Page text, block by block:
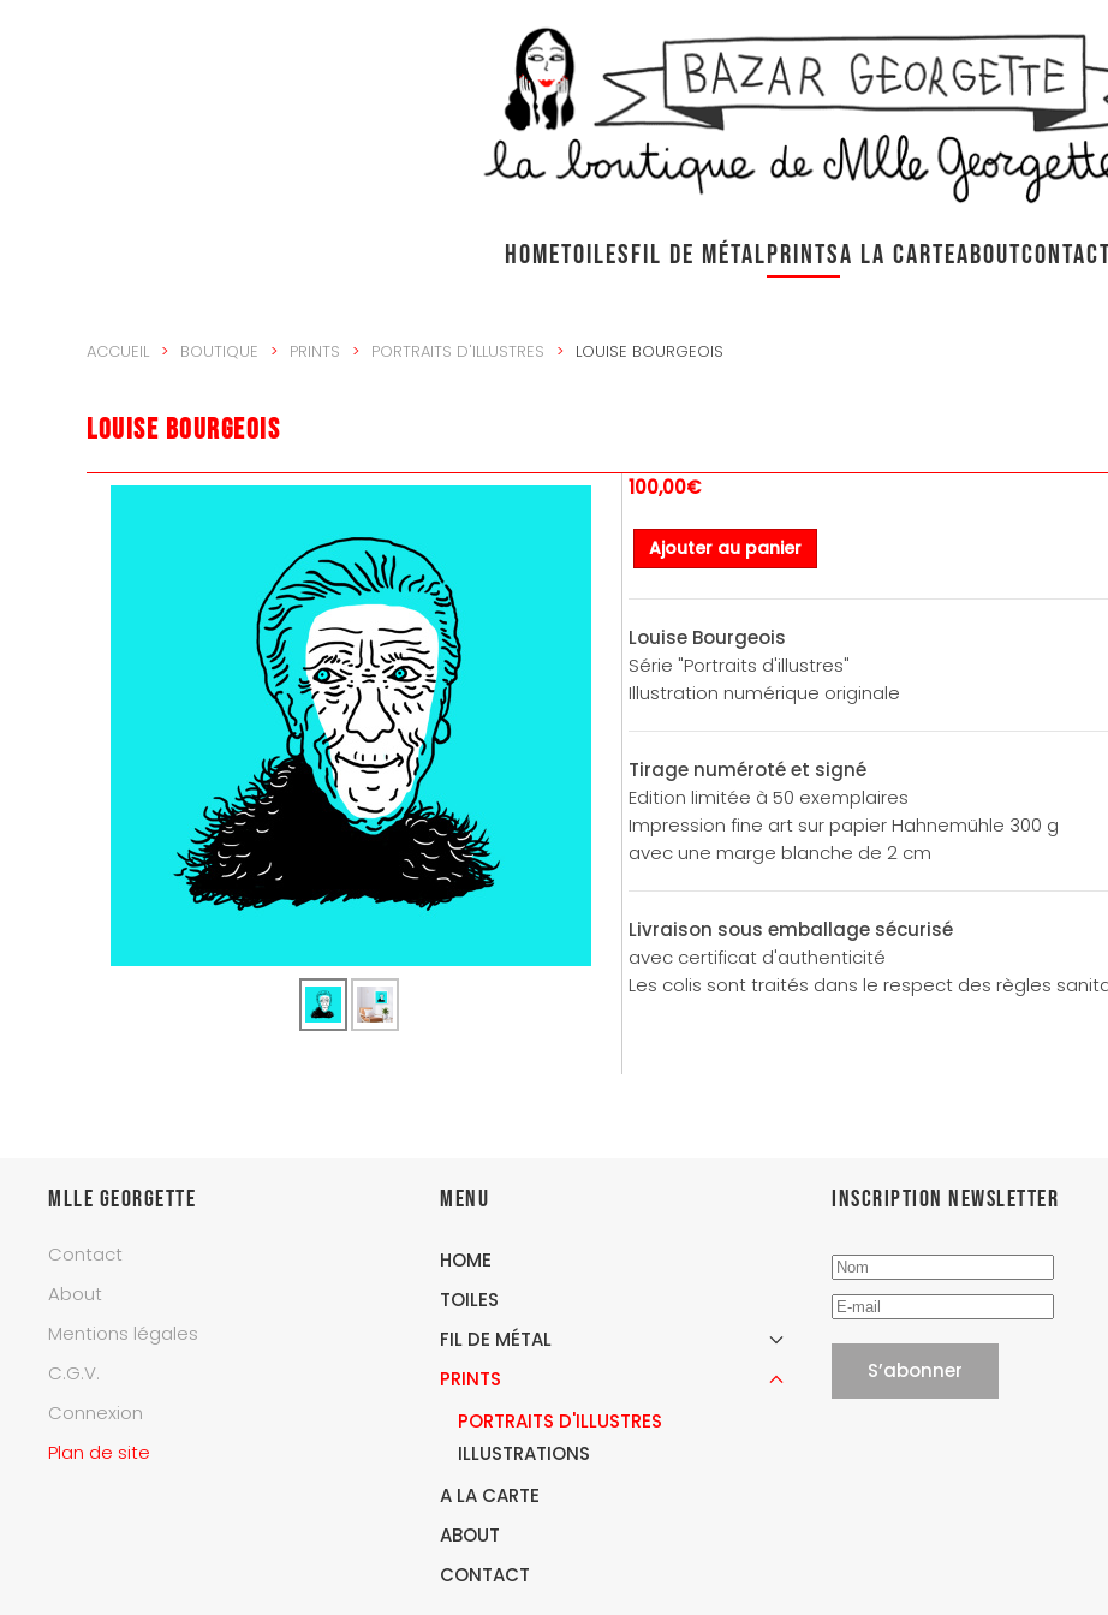
HOMETOILESFIL DE MÉTALPRINTSA LA CARTEABOUTCONTACT
ACCUEIL BOUTIQUE PRINTS PORTRAITS D'ILLUSTRES LOUISE BOURGEOIS
Louise Bourgeois
100,00€
Ajouter au panier
Louise Bourgeois
Série "Portraits d'illustres"
Illustration numérique originale
Tirage numéroté et signé
Edition limitée à 50 exemplaires
Impression fine art sur papier Hahnemühle 300 g
avec une marge blanche de 2 cm
Livraison sous emballage sécurisé
avec certificat d'authenticité
Les colis sont traités dans le respect des règles
Mlle Georgette
Contact
About
Mentions légales
C.G.V.
Connexion
Plan de site
Menu
HOME
TOILES
FIL DE MÉTAL
PRINTS
PORTRAITS D'ILLUSTRES
ILLUSTRATIONS
A LA CARTE
ABOUT
CONTACT
Inscription newsletter